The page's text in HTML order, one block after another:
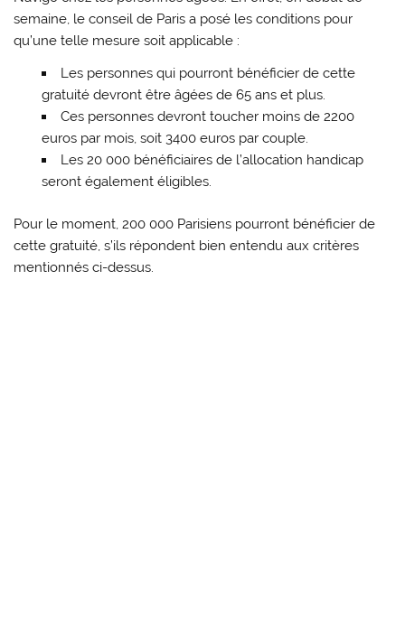
semaine, le conseil de Paris a posé les conditions pour
qu’une telle mesure soit applicable :
Les personnes qui pourront bénéficier de cette
gratuité devront être âgées de 65 ans et plus.
Ces personnes devront toucher moins de 2200
euros par mois, soit 3400 euros par couple.
Les 20 000 bénéficiaires de l’allocation handicap
seront également éligibles.
Pour le moment, 200 000 Parisiens pourront bénéficier de
cette gratuité, s’ils répondent bien entendu aux critères
mentionnés ci-dessus.